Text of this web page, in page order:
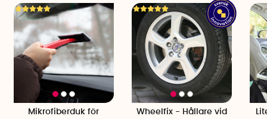
Mikrofiberduk för
Wheelfix - Hållare vid